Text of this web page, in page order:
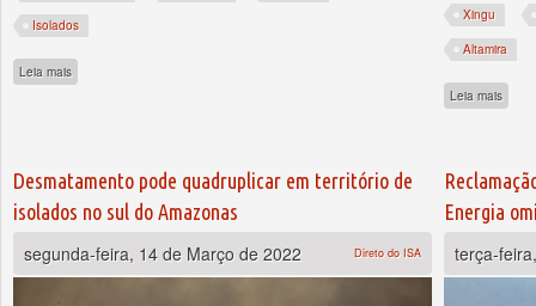
Isolados
Leia mais
Xingu
Altamira
Leia mais
Desmatamento pode quadruplicar em território de
isolados no sul do Amazonas
segunda-feira, 14 de Março de 2022
Direto do ISA
Energia
terça-